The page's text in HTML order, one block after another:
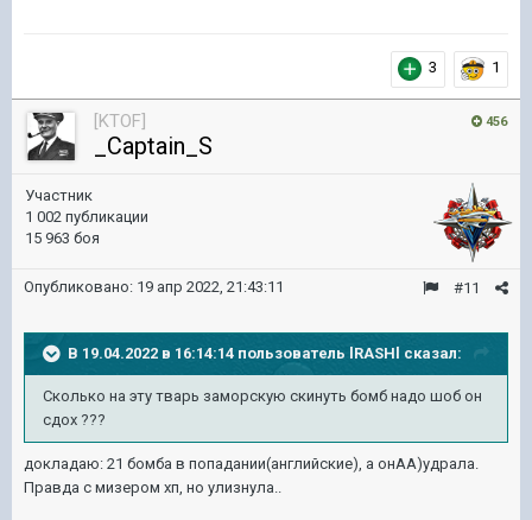
3 1
456
[KTOF]
_Captain_S
Участник
1 002 публикации
15 963 боя
#11
Опубликовано: 19 апр 2022, 21:43:11
В 19.04.2022 в 16:14:14 пользователь lRASHl сказал:
Сколько на эту тварь заморскую скинуть бомб надо шоб он
сдох ???
докладаю: 21 бомба в попадании(английские), а онАА)удрала.
Правда с мизером хп, но улизнула..